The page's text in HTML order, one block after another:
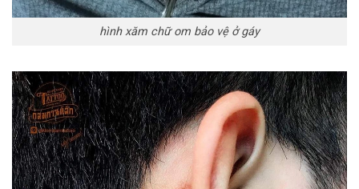
hình xăm chữ om bảo vệ ở gáy